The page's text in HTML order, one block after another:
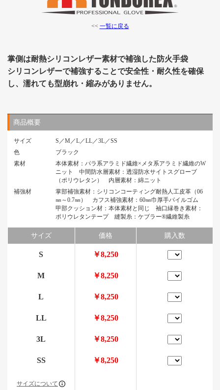
<< 一覧に戻る
掌側は耐熱シリコンレザー素材で補強した防火手袋
シリコンレザーで補強することで安全性・耐久性を確保
し、濡れても型崩れ・縮みがありません。
商品概要
サイズ
S／M／L／LL／3L／SS
色
ブラック
素材
本体素材：パラ系アラミド繊維×メタ系アラミド繊維のW
ニット 中間防水層素材：透湿防水サイトスグローブ
（ポリウレタン） 内層素材：綿ニット
補強材
掌部補強素材：シリコンコーティング耐熱人工皮革（06
㎜～0.7㎜） カフス補強素材：60㎜巾厚手パイルゴム
甲部クッション材：本体素材と同じ 袖口縁巻き素材：
ポリウレタンテープ 縫製糸：ケブラー®繊維製糸
サイズ 価格 購入数
S ￥8,250
M ￥8,250
L ￥8,250
LL ￥8,250
3L ￥8,250
SS ￥8,250
サイズについて